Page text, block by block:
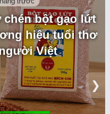
chén bột gạo lứt
hiệu tuổi thơ
Việt
❯